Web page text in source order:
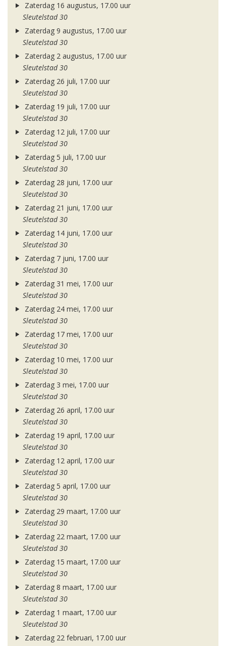
Zaterdag 16 augustus, 17.00 uur
Sleutelstad 30
Zaterdag 9 augustus, 17.00 uur
Sleutelstad 30
Zaterdag 2 augustus, 17.00 uur
Sleutelstad 30
Zaterdag 26 juli, 17.00 uur
Sleutelstad 30
Zaterdag 19 juli, 17.00 uur
Sleutelstad 30
Zaterdag 12 juli, 17.00 uur
Sleutelstad 30
Zaterdag 5 juli, 17.00 uur
Sleutelstad 30
Zaterdag 28 juni, 17.00 uur
Sleutelstad 30
Zaterdag 21 juni, 17.00 uur
Sleutelstad 30
Zaterdag 14 juni, 17.00 uur
Sleutelstad 30
Zaterdag 7 juni, 17.00 uur
Sleutelstad 30
Zaterdag 31 mei, 17.00 uur
Sleutelstad 30
Zaterdag 24 mei, 17.00 uur
Sleutelstad 30
Zaterdag 17 mei, 17.00 uur
Sleutelstad 30
Zaterdag 10 mei, 17.00 uur
Sleutelstad 30
Zaterdag 3 mei, 17.00 uur
Sleutelstad 30
Zaterdag 26 april, 17.00 uur
Sleutelstad 30
Zaterdag 19 april, 17.00 uur
Sleutelstad 30
Zaterdag 12 april, 17.00 uur
Sleutelstad 30
Zaterdag 5 april, 17.00 uur
Sleutelstad 30
Zaterdag 29 maart, 17.00 uur
Sleutelstad 30
Zaterdag 22 maart, 17.00 uur
Sleutelstad 30
Zaterdag 15 maart, 17.00 uur
Sleutelstad 30
Zaterdag 8 maart, 17.00 uur
Sleutelstad 30
Zaterdag 1 maart, 17.00 uur
Sleutelstad 30
Zaterdag 22 februari, 17.00 uur